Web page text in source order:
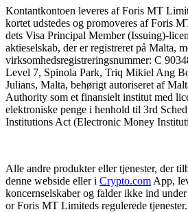
Kontantkontoen leveres af Foris MT
kortet udstedes og promoveres af Foris
dets Visa Principal Member (Issuing)-
aktieselskab, der er registreret på Malta,
virksomhedsregistreringsnummer: C
Level 7, Spinola Park, Triq Mikiel Ang
Julians, Malta, behørigt autoriseret af
Authority som et finansielt institut med
elektroniske penge i henhold til 3rd
Institutions Act (Electronic Money
Alle andre produkter eller tjenester, der
denne webside eller i Crypto.com App,
koncernselskaber og falder ikke ind
or Foris MT Limiteds regulerede tjenester.